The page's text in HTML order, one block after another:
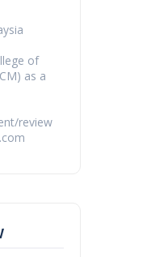
of
as a
review